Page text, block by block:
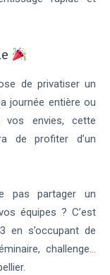
de privatiser un
journée entière ou
vos envies, cette
de profiter d’un
pas partager un
équipes ? C’est
en s’occupant de
challenge…